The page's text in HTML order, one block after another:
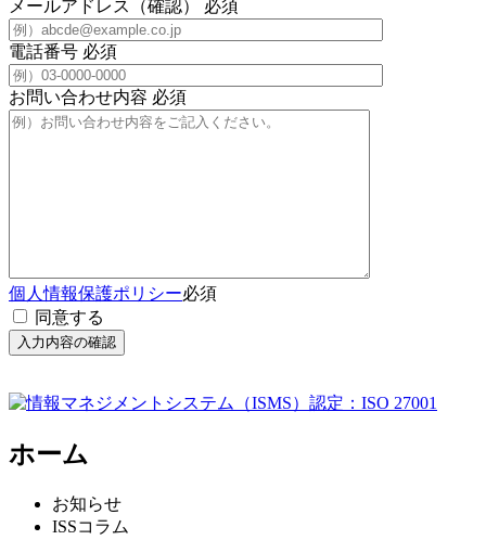
メールアドレス（確認） 必須
電話番号 必須
お問い合わせ内容 必須
個人情報保護ポリシー必須
同意する
ホーム
お知らせ
ISSコラム